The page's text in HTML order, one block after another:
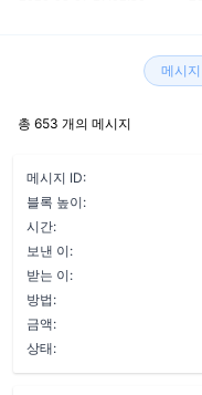
메시
총 653 개의 메시지
메시지 ID:
블록 높이:
시간:
보낸 이:
받는 이:
방법:
금액:
상태: